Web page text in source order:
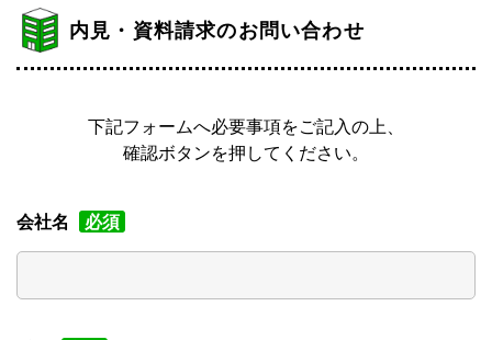
内見・資料請求のお問い合わせ
下記フォームへ必要事項をご記入の上、
確認ボタンを押してください。
会社名 必須